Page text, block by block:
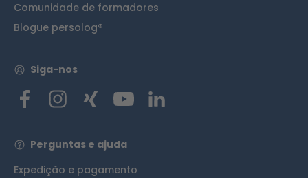
Comunidade de formadores
Blogue persolog®
Siga-nos
Perguntas e ajuda
Expedição e pagamento